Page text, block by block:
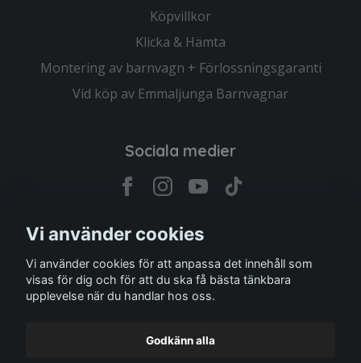
Köpvillkor
Klicka & Hämta
Montering av barnvagn + Förlossningsgaranti
Vid köp av Emmaljunga Barnvagnar
Sociala medier
Vi använder cookies
Vi använder cookies för att anpassa det innehåll som
visas för dig och för att du ska få bästa tänkbara
upplevelse när du handlar hos oss.
Godkänn alla